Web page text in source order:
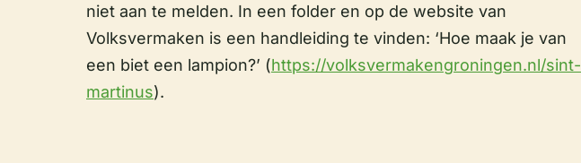
niet aan te melden. In een folder en op de website van
Volksvermaken is een handleiding te vinden: ‘Hoe maak je van
een biet een lampion?’ (https://volksvermakengroningen.nl/sint-
martinus).